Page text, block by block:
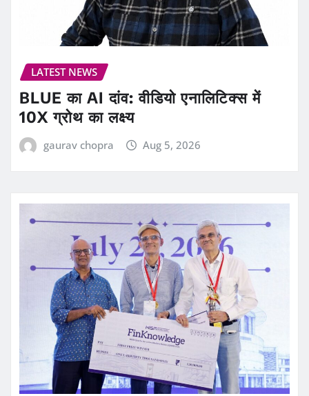
LATEST NEWS
BLUE का AI दांव: वीडियो एनालिटिक्स में
10X ग्रोथ का लक्ष्य
gaurav chopra Aug 5, 2026